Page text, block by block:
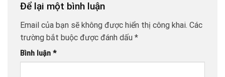
Để lại một bình luận
Email của bạn sẽ không được hiển thị công khai. Các
trường bắt buộc được đánh dấu *
Bình luận *